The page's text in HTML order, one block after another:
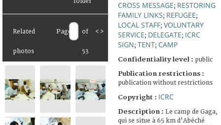
Related
photos
Page of
53
< >
CROSS MESSAGE; RESTORING
FAMILY LINKS; REFUGEE;
LOCAL STAFF; VOLUNTARY
SERVICE; DELEGATE; ICRC
SIGN; TENT; CAMP
Confidentiality level : public
Publication restrictions :
publication without restrictions
Copyright : ICRC
Description : Le camp de Gaga,
qui se situe à 65 km d'Abéché